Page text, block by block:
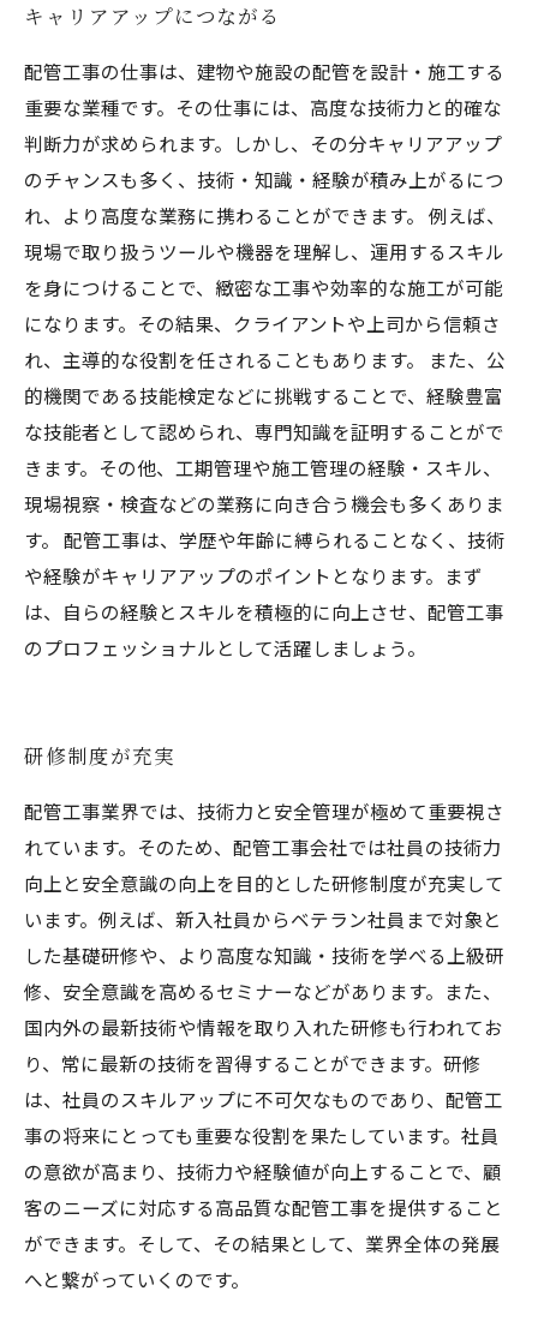
キャリアアップにつながる
配管工事の仕事は、建物や施設の配管を設計・施工する
重要な業種です。その仕事には、高度な技術力と的確な
判断力が求められます。しかし、その分キャリアアップ
のチャンスも多く、技術・知識・経験が積み上がるにつ
れ、より高度な業務に携わることができます。 例えば、
現場で取り扱うツールや機器を理解し、運用するスキル
を身につけることで、緻密な工事や効率的な施工が可能
になります。その結果、クライアントや上司から信頼さ
れ、主導的な役割を任されることもあります。 また、公
的機関である技能検定などに挑戦することで、経験豊富
な技能者として認められ、専門知識を証明することがで
きます。その他、工期管理や施工管理の経験・スキル、
現場視察・検査などの業務に向き合う機会も多くありま
す。 配管工事は、学歴や年齢に縛られることなく、技術
や経験がキャリアアップのポイントとなります。まず
は、自らの経験とスキルを積極的に向上させ、配管工事
のプロフェッショナルとして活躍しましょう。
研修制度が充実
配管工事業界では、技術力と安全管理が極めて重要視さ
れています。そのため、配管工事会社では社員の技術力
向上と安全意識の向上を目的とした研修制度が充実して
います。例えば、新入社員からベテラン社員まで対象と
した基礎研修や、より高度な知識・技術を学べる上級研
修、安全意識を高めるセミナーなどがあります。また、
国内外の最新技術や情報を取り入れた研修も行われてお
り、常に最新の技術を習得することができます。研修
は、社員のスキルアップに不可欠なものであり、配管工
事の将来にとっても重要な役割を果たしています。社員
の意欲が高まり、技術力や経験値が向上することで、顧
客のニーズに対応する高品質な配管工事を提供すること
ができます。そして、その結果として、業界全体の発展
へと繋がっていくのです。